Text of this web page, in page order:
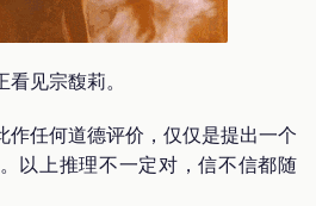
见宗馥莉。
作任何道德评价，仅仅是提出一个
以上推理不一定对，信不信都随